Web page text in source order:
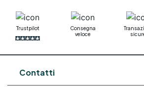
Trustpilot
Consegna
veloce
Contatti